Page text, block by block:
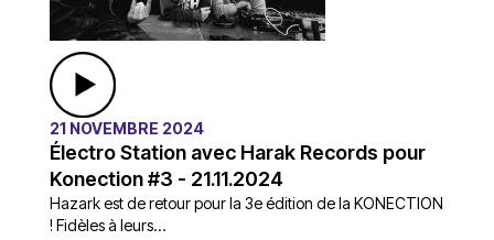
21 NOVEMBRE 2024
Électro Station avec Harak Records pour
Konection #3 - 21.11.2024
Hazark est de retour pour la 3e édition de la KONECTION
! Fidèles à leurs...